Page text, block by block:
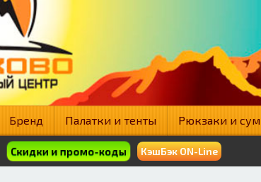
Бренд Палатки и тенты Рюкзаки и
Скидки и промо-коды КэшБэк ON-Line